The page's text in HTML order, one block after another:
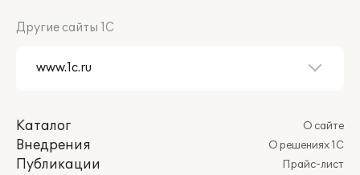
Другие сайты 1С
Каталог
Внедрения
Публикации
О сайте
О решениях 1С
Прайс-лист